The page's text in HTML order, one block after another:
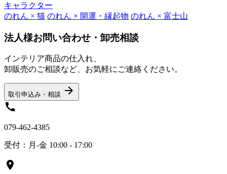
キャラクター
のれん × 猫 のれん × 開運・縁起物 のれん × 富士山
法人様お問い合わせ・卸売相談
インテリア商品の仕入れ、
卸販売のご相談など、お気軽にご連絡ください。
取引申込み・相談 arrow_forward
call
079-462-4385
受付：月-金 10:00 - 17:00
location_on